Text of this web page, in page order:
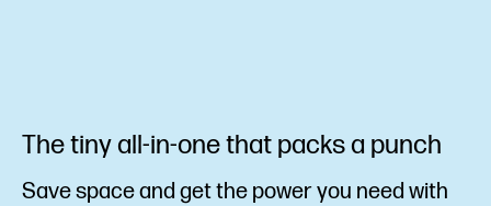
The tiny all-in-one that packs a punch
Save space and get the power you need with